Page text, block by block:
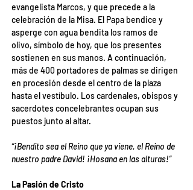
evangelista Marcos, y que precede a la
celebración de la Misa. El Papa bendice y
asperge con agua bendita los ramos de
olivo, símbolo de hoy, que los presentes
sostienen en sus manos. A continuación,
más de 400 portadores de palmas se dirigen
en procesión desde el centro de la plaza
hasta el vestíbulo. Los cardenales, obispos y
sacerdotes concelebrantes ocupan sus
puestos junto al altar.
“¡Bendito sea el Reino que ya viene, el Reino de
nuestro padre David! ¡Hosana en las alturas!”
La Pasión de Cristo